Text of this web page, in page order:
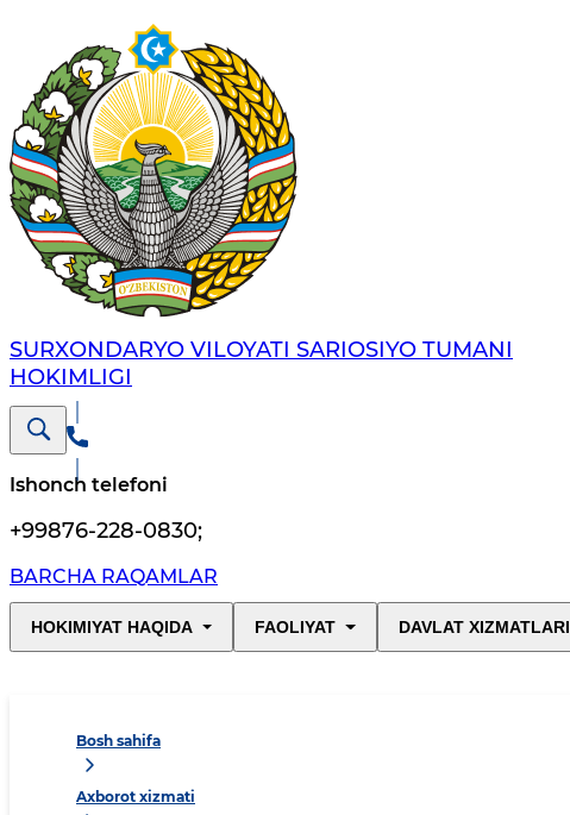
SURXONDARYO VILOYATI SARIOSIYO TUMANI
HOKIMLIGI
Ishonch telefoni
+99876-228-0830;
BARCHA RAQAMLAR
HOKIMIYAT HAQIDA FAOLIYAT DAVLAT XIZMATLARI
Bosh sahifa
Axborot xizmati